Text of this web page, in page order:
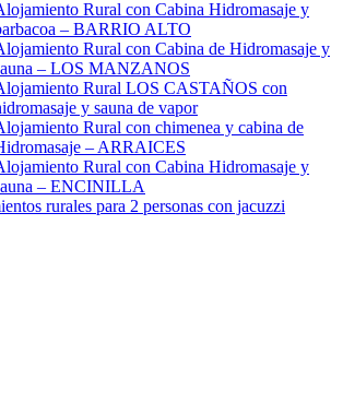
Rural con Cabina Hidromasaje y
– BARRIO ALTO
Rural con Cabina de Hidromasaje y
– LOS MANZANOS
Rural LOS CASTAÑOS con
y sauna de vapor
Rural con chimenea y cabina de
– ARRAICES
Rural con Cabina Hidromasaje y
– ENCINILLA
rurales para 2 personas con jacuzzi